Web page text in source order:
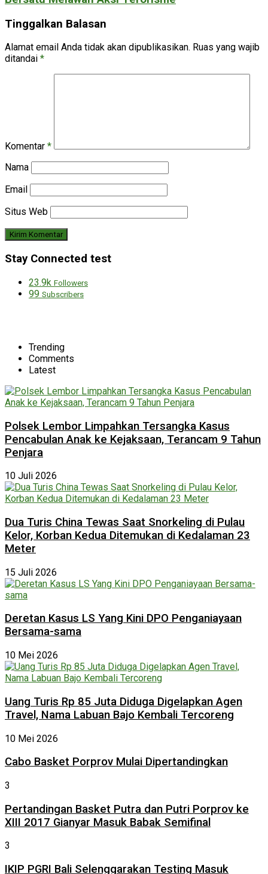
Tinggalkan Balasan
Alamat email Anda tidak akan dipublikasikan. Ruas yang wajib
ditandai *
Komentar *
Nama
Email
Situs Web
Stay Connected test
23.9k Followers
99 Subscribers
Trending
Comments
Latest
Polsek Lembor Limpahkan Tersangka Kasus
Pencabulan Anak ke Kejaksaan, Terancam 9 Tahun
Penjara
10 Juli 2026
Dua Turis China Tewas Saat Snorkeling di Pulau
Kelor, Korban Kedua Ditemukan di Kedalaman 23
Meter
15 Juli 2026
Deretan Kasus LS Yang Kini DPO Penganiayaan
Bersama-sama
10 Mei 2026
Uang Turis Rp 85 Juta Diduga Digelapkan Agen
Travel, Nama Labuan Bajo Kembali Tercoreng
10 Mei 2026
Cabo Basket Porprov Mulai Dipertandingkan
3
Pertandingan Basket Putra dan Putri Porprov ke
XIII 2017 Gianyar Masuk Babak Semifinal
3
IKIP PGRI Bali Selenggarakan Testing Masuk